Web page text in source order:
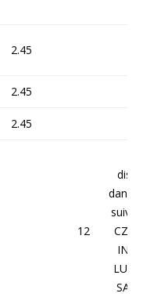
2.45
2.45
2.45
12
dans
CZ,
IN,
LU,
SA,